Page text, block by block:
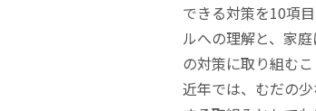
できる対策を10項
ルへの理解と、家
の対策に取り組むこ
近年では、むだの